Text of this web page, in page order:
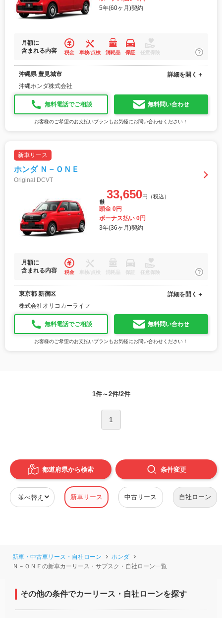
5年(60ヶ月)契約
月額に
含まれる内容
税金 車検/点検 消耗品 保証 任意保険
沖縄県 豊見城市
沖縄ホンダ株式会社
詳細を開く＋
無料電話でご相談 無料問い合わせ
お客様のご希望のお支払いプランもお気軽にお問い合わせください！
新車リース
ホンダ Ｎ－ＯＮＥ
Original DCVT
33,650円（税込）
頭金 0円
ボーナス払い 0円
3年(36ヶ月)契約
月額に
含まれる内容
税金 車検/点検 消耗品 保証 任意保険
東京都 新宿区
株式会社オリコカーライフ
詳細を開く＋
無料電話でご相談 無料問い合わせ
お客様のご希望のお支払いプランもお気軽にお問い合わせください！
1件～2件/2件
1
都道府県から検索 条件変更
新車リース 中古リース 自社ローン
新車・中古車リース・自社ローン
ホンダ
Ｎ－ＯＮＥの新車カーリース・サブスク・自社ローン一覧
その他の条件でカーリース・自社ローンを探す